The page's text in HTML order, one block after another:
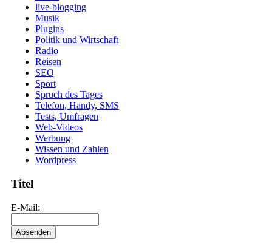
live-blogging
Musik
Plugins
Politik und Wirtschaft
Radio
Reisen
SEO
Sport
Spruch des Tages
Telefon, Handy, SMS
Tests, Umfragen
Web-Videos
Werbung
Wissen und Zahlen
Wordpress
Titel
E-Mail: